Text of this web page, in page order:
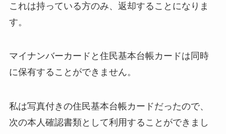
これは持っている方のみ、返却することになりま
す。
マイナンバーカードと住民基本台帳カードは同時
に保有することができません。
私は写真付きの住民基本台帳カードだったので、
次の本人確認書類として利用することができまし